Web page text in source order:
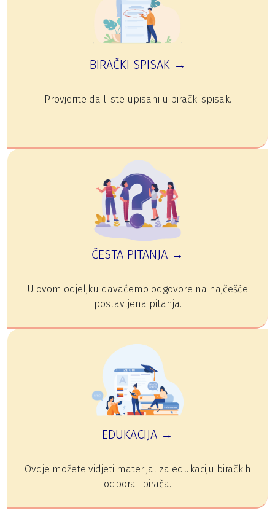
BIRAČKI SPISAK →
Provjerite da li ste upisani u birački spisak.
ČESTA PITANJA →
U ovom odjeljku davaćemo odgovore na najčešće
postavljena pitanja.
EDUKACIJA →
Ovdje možete vidjeti materijal za edukaciju biračkih
odbora i birača.